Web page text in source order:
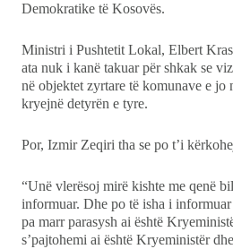
Demokratike të Kosovës.
Ministri i Pushtetit Lokal, Elbert
ata nuk i kanë takuar për shkak se
në objektet zyrtare të komunave e jo
kryejnë detyrën e tyre.
Por, Izmir Zeqiri tha se po t’i
“Unë vlerësoj mirë kishte me qenë
informuar. Dhe po të isha i informuar
pa marr parasysh ai është
s’pajtohemi ai është Kryeministër